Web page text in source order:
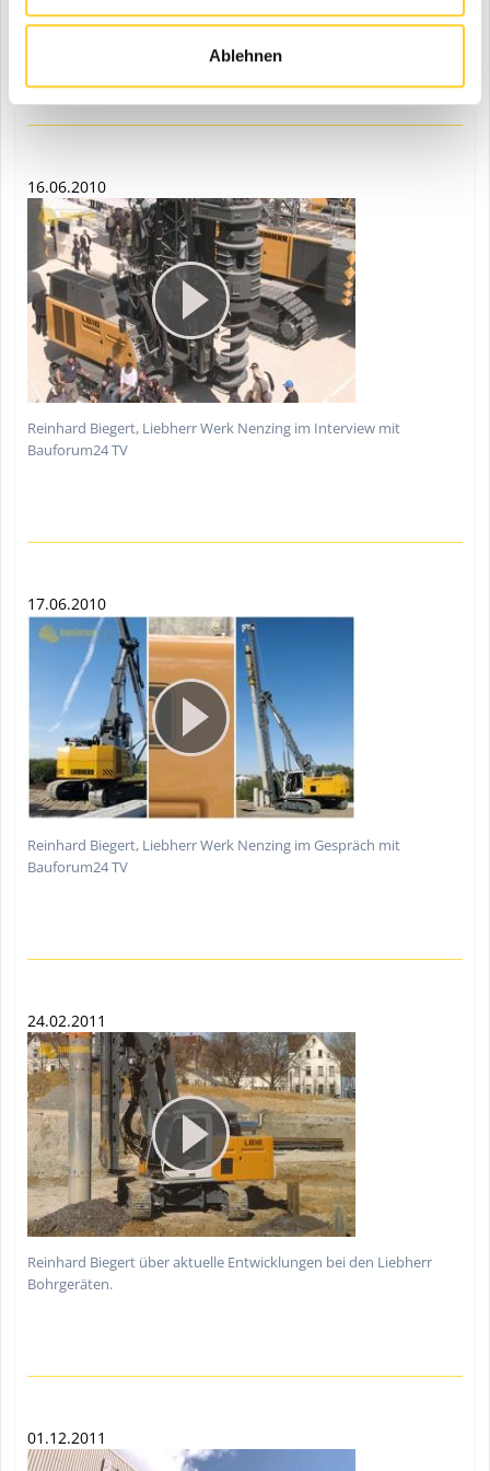
Ablehnen
Robert Strohmaier stellt Liebherrs neues Montagekonzept für
Windkraftanlagen vor. Im Einsatz: Der Turmdrehkran 630 EC-H 70
16.06.2010
Reinhard Biegert, Liebherr Werk Nenzing im Interview mit
Bauforum24 TV
17.06.2010
Reinhard Biegert, Liebherr Werk Nenzing im Gespräch mit
Bauforum24 TV
24.02.2011
Reinhard Biegert über aktuelle Entwicklungen bei den Liebherr
Bohrgeräten.
01.12.2011